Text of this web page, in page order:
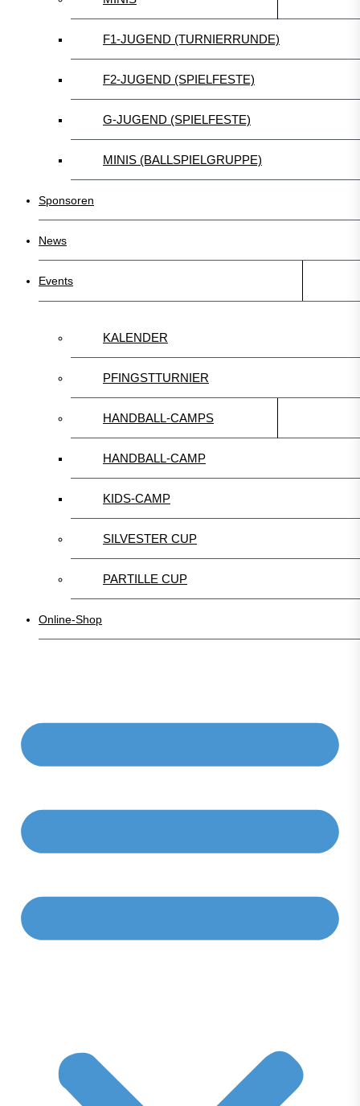
F1-JUGEND (TURNIERRUNDE)
F2-JUGEND (SPIELFESTE)
G-JUGEND (SPIELFESTE)
MINIS (BALLSPIELGRUPPE)
Sponsoren
News
Events
KALENDER
PFINGSTTURNIER
HANDBALL-CAMPS
HANDBALL-CAMP
KIDS-CAMP
SILVESTER CUP
PARTILLE CUP
Online-Shop